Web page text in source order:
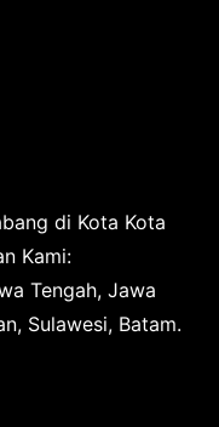
di Kota Kota
Kami:
Tengah, Jawa
Sulawesi, Batam.